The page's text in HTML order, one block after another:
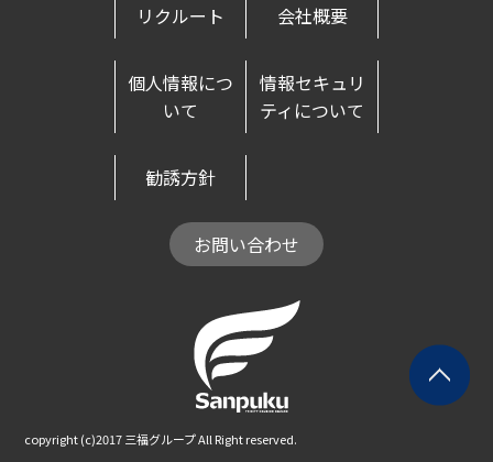
リクルート 会社概要
個人情報につ
いて
情報セキュリ
ティについて
勧誘方針
お問い合わせ
copyright (c)2017 三福グループ All Right reserved.